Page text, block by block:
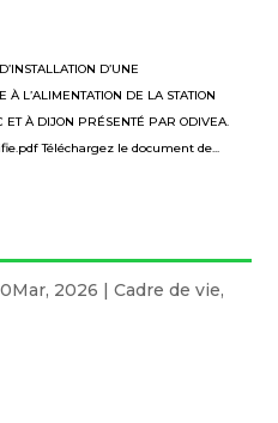
D’UNE
À L’ALIMENTATION DE LA STATION
ET À DIJON PRÉSENTÉ PAR ODIVEA.
Téléchargez le document de...
2026 |Cadre de vie,